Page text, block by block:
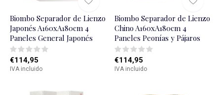
Biombo Separador de Lienzo
Japonés A160xA180cm 4
Paneles General Japonés
€114,95
IVA incluido
Biombo Separador de Lienzo
Chino A160xA180cm 4
Paneles Peonías y Pájaros
€114,95
IVA incluido